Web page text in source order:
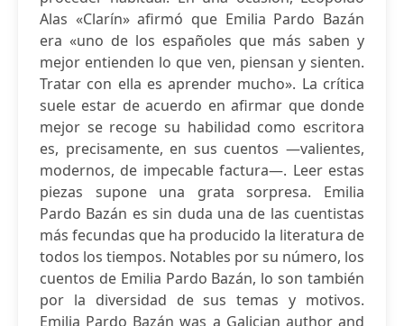
Alas «Clarín» afirmó que Emilia Pardo Bazán
era «uno de los españoles que más saben y
mejor entienden lo que ven, piensan y sienten.
Tratar con ella es aprender mucho». La crítica
suele estar de acuerdo en afirmar que donde
mejor se recoge su habilidad como escritora
es, precisamente, en sus cuentos —valientes,
modernos, de impecable factura—. Leer estas
piezas supone una grata sorpresa. Emilia
Pardo Bazán es sin duda una de las cuentistas
más fecundas que ha producido la literatura de
todos los tiempos. Notables por su número, los
cuentos de Emilia Pardo Bazán, lo son también
por la diversidad de sus temas y motivos.
Emilia Pardo Bazán was a Galician author and